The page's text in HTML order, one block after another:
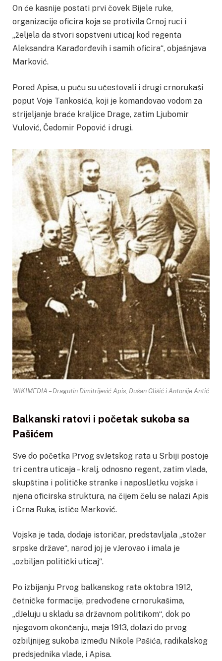
On će kasnije postati prvi čovek Bijele ruke,
organizacije oficira koja se protivila Crnoj ruci i
„željela da stvori sopstveni uticaj kod regenta
Aleksandra Karađorđevih i samih oficira“, objašnjava
Marković.
Pored Apisa, u puču su učestovali i drugi crnorukaši
poput Voje Tankosića, koji je komandovao vodom za
strijeljanje braće kraljice Drage, zatim Ljubomir
Vulović, Čedomir Popović i drugi.
WIKIMEDIA – Dragutin Dimitrijević Apis, Dušan Glišić i Antonije Antić
Balkanski ratovi i početak sukoba sa
Pašićem
Sve do početka Prvog svJetskog rata u Srbiji postoje
tri centra uticaja – kralj, odnosno regent, zatim vlada,
skupština i političke stranke i naposlJetku vojska i
njena oficirska struktura, na čijem čelu se nalazi Apis
i Crna Ruka, ističe Marković.
Vojska je tada, dodaje istoričar, predstavljala „stožer
srpske države“, narod joj je vJerovao i imala je
„ozbiljan politički uticaj“.
Po izbijanju Prvog balkanskog rata oktobra 1912,
četničke formacije, predvođene crnorukašima,
„dJeluju u skladu sa državnom politikom“, dok po
njegovom okončanju, maja 1913, dolazi do prvog
ozbiljnijeg sukoba između Nikole Pašića, radikalskog
predsjednika vlade, i Apisa.